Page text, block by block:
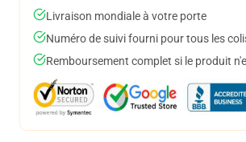
Livraison mondiale à votre porte
Numéro de suivi fourni pour tous les
Remboursement complet si le produit